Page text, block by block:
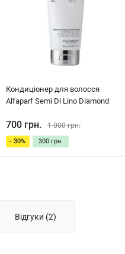
Кондиціонер для волосся
Alfaparf Semi Di Lino Diamond
700 грн. 1 000 грн.
- 30% 300 грн.
Відгуки (2)